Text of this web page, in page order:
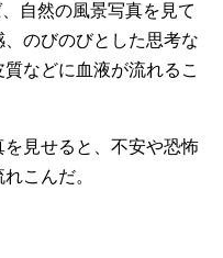
自然の風景写真を見て
のびのびとした思考な
などに血液が流れるこ
見せると、不安や恐怖
こんだ。